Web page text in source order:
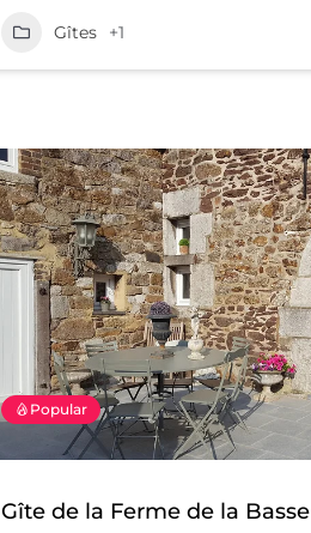
Gîtes +1
Popular
Gîte de la Ferme de la Basse